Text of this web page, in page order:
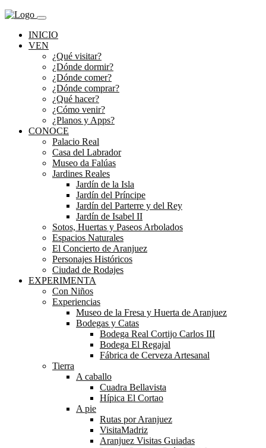
INICIO
VEN
¿Qué visitar?
¿Dónde dormir?
¿Dónde comer?
¿Dónde comprar?
¿Qué hacer?
¿Cómo venir?
¿Planos y Apps?
CONOCE
Palacio Real
Casa del Labrador
Museo da Falúas
Jardines Reales
Jardín de la Isla
Jardín del Príncipe
Jardín del Parterre y del Rey
Jardín de Isabel II
Sotos, Huertas y Paseos Arbolados
Espacios Naturales
El Concierto de Aranjuez
Personajes Históricos
Ciudad de Rodajes
EXPERIMENTA
Con Niños
Experiencias
Museo de la Fresa y Huerta de Aranjuez
Bodegas y Catas
Bodega Real Cortijo Carlos III
Bodega El Regajal
Fábrica de Cerveza Artesanal
Tierra
A caballo
Cuadra Bellavista
Hípica El Cortao
A pie
Rutas por Aranjuez
VisitaMadriz
Aranjuez Visitas Guiadas